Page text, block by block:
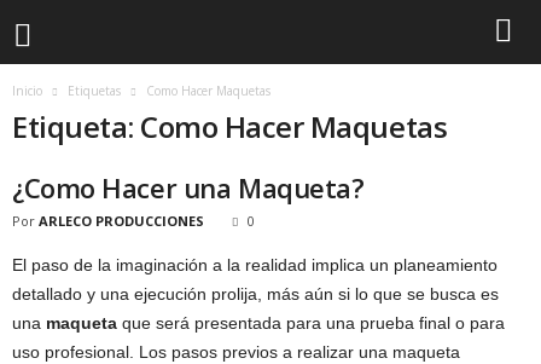
Inicio Etiquetas Como Hacer Maquetas
Etiqueta: Como Hacer Maquetas
¿Como Hacer una Maqueta?
Por ARLECO PRODUCCIONES 0
El paso de la imaginación a la realidad implica un planeamiento
detallado y una ejecución prolija, más aún si lo que se busca es
una maqueta que será presentada para una prueba final o para
uso profesional. Los pasos previos a realizar una maqueta